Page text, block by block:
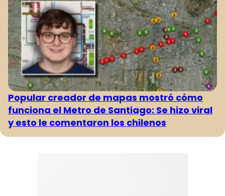
Popular creador de mapas mostró cómo
funciona el Metro de Santiago: Se hizo viral
y esto le comentaron los chilenos